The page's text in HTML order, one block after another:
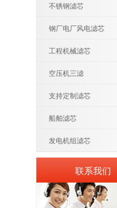
不锈钢滤芯
钢厂电厂风电滤芯
工程机械滤芯
空压机三滤
支持定制滤芯
船舶滤芯
发电机组滤芯
联系我们